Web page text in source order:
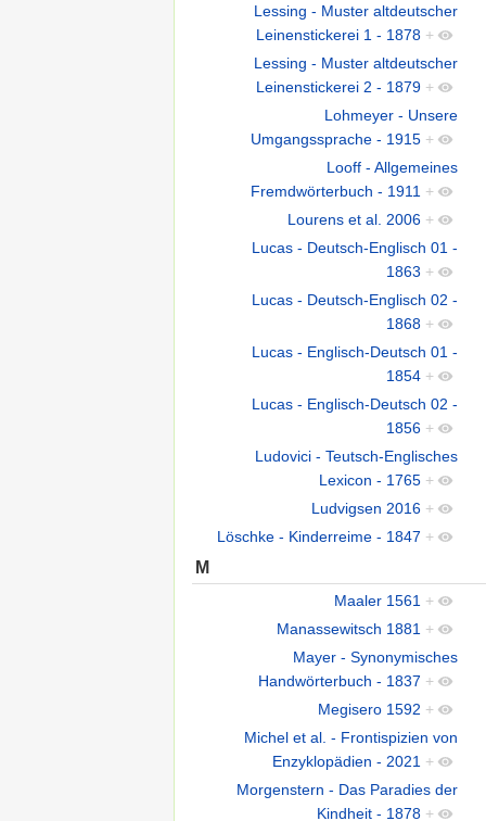
Lessing - Muster altdeutscher
Leinenstickerei 1 - 1878 +
Lessing - Muster altdeutscher
Leinenstickerei 2 - 1879 +
Lohmeyer - Unsere
Umgangssprache - 1915 +
Looff - Allgemeines
Fremdwörterbuch - 1911 +
Lourens et al. 2006 +
Lucas - Deutsch-Englisch 01 -
1863 +
Lucas - Deutsch-Englisch 02 -
1868 +
Lucas - Englisch-Deutsch 01 -
1854 +
Lucas - Englisch-Deutsch 02 -
1856 +
Ludovici - Teutsch-Englisches
Lexicon - 1765 +
Ludvigsen 2016 +
Löschke - Kinderreime - 1847 +
M
Maaler 1561 +
Manassewitsch 1881 +
Mayer - Synonymisches
Handwörterbuch - 1837 +
Megisero 1592 +
Michel et al. - Frontispizien von
Enzyklopädien - 2021 +
Morgenstern - Das Paradies der
Kindheit - 1878 +